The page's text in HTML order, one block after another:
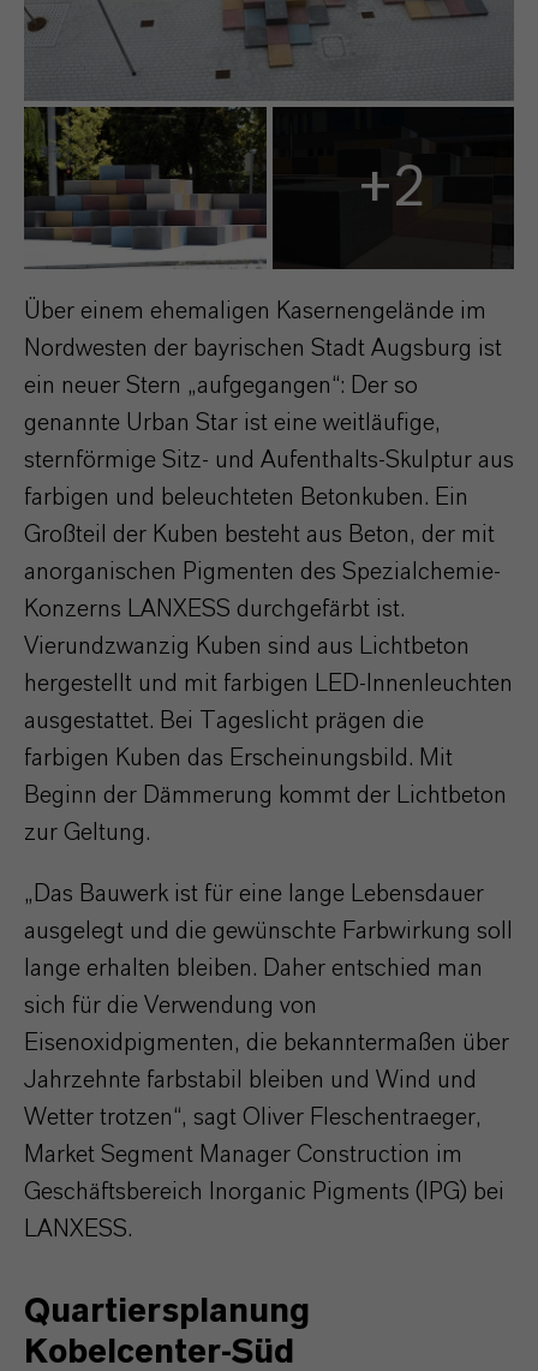
+2
Über einem ehemaligen Kasernengelände im
Nordwesten der bayrischen Stadt Augsburg ist
ein neuer Stern „aufgegangen“: Der so
genannte Urban Star ist eine weitläufige,
sternförmige Sitz- und Aufenthalts-Skulptur aus
farbigen und beleuchteten Betonkuben. Ein
Großteil der Kuben besteht aus Beton, der mit
anorganischen Pigmenten des Spezialchemie-
Konzerns LANXESS durchgefärbt ist.
Vierundzwanzig Kuben sind aus Lichtbeton
hergestellt und mit farbigen LED-Innenleuchten
ausgestattet. Bei Tageslicht prägen die
farbigen Kuben das Erscheinungsbild. Mit
Beginn der Dämmerung kommt der Lichtbeton
zur Geltung.
„Das Bauwerk ist für eine lange Lebensdauer
ausgelegt und die gewünschte Farbwirkung soll
lange erhalten bleiben. Daher entschied man
sich für die Verwendung von
Eisenoxidpigmenten, die bekanntermaßen über
Jahrzehnte farbstabil bleiben und Wind und
Wetter trotzen“, sagt Oliver Fleschentraeger,
Market Segment Manager Construction im
Geschäftsbereich Inorganic Pigments (IPG) bei
LANXESS.
Quartiersplanung
Kobelcenter-Süd